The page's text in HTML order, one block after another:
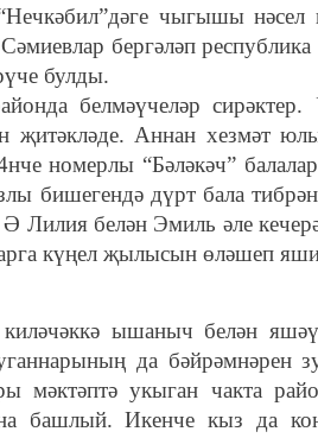
чыгышы
бергәләп
булды.
белмәүчеләр
җитәкләде. Аннан хезмәт
номерлы “Бәләкәч”
бишегендә дүрт бала
Лилия белән Эмиль әле
күңел җылысын өләшеп
ышаныч белән
да бәйрәмнәрен
мәктәптә укыган чакта
башлый. Икенче кыз да